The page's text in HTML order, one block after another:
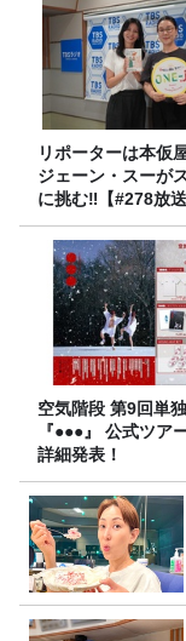
リポーターは本仮
ジェーン・スーが
に挑む‼【#278放送
空気階段 第9回単
『●●●』 公式ツア
詳細発表！